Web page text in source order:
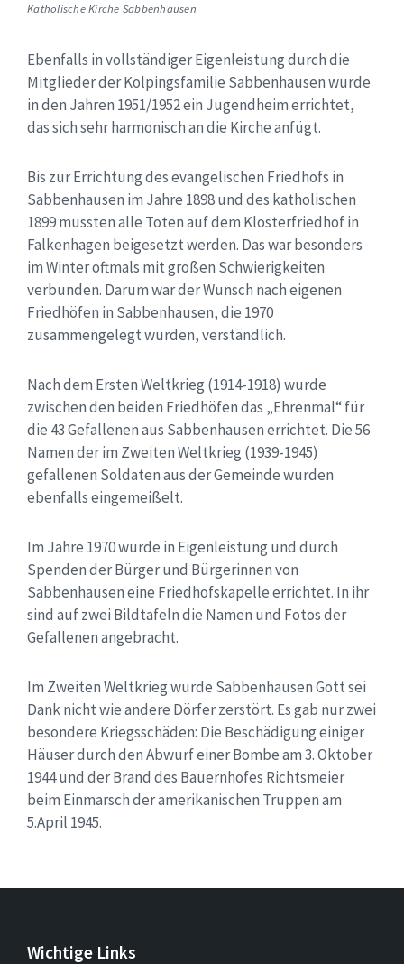
Katholische Kirche Sabbenhausen
Ebenfalls in vollständiger Eigenleistung durch die
Mitglieder der Kolpingsfamilie Sabbenhausen wurde
in den Jahren 1951/1952 ein Jugendheim errichtet,
das sich sehr harmonisch an die Kirche anfügt.
Bis zur Errichtung des evangelischen Friedhofs in
Sabbenhausen im Jahre 1898 und des katholischen
1899 mussten alle Toten auf dem Klosterfriedhof in
Falkenhagen beigesetzt werden. Das war besonders
im Winter oftmals mit großen Schwierigkeiten
verbunden. Darum war der Wunsch nach eigenen
Friedhöfen in Sabbenhausen, die 1970
zusammengelegt wurden, verständlich.
Nach dem Ersten Weltkrieg (1914-1918) wurde
zwischen den beiden Friedhöfen das „Ehrenmal“ für
die 43 Gefallenen aus Sabbenhausen errichtet. Die 56
Namen der im Zweiten Weltkrieg (1939-1945)
gefallenen Soldaten aus der Gemeinde wurden
ebenfalls eingemeißelt.
Im Jahre 1970 wurde in Eigenleistung und durch
Spenden der Bürger und Bürgerinnen von
Sabbenhausen eine Friedhofskapelle errichtet. In ihr
sind auf zwei Bildtafeln die Namen und Fotos der
Gefallenen angebracht.
Im Zweiten Weltkrieg wurde Sabbenhausen Gott sei
Dank nicht wie andere Dörfer zerstört. Es gab nur zwei
besondere Kriegsschäden: Die Beschädigung einiger
Häuser durch den Abwurf einer Bombe am 3. Oktober
1944 und der Brand des Bauernhofes Richtsmeier
beim Einmarsch der amerikanischen Truppen am
5.April 1945.
Wichtige Links